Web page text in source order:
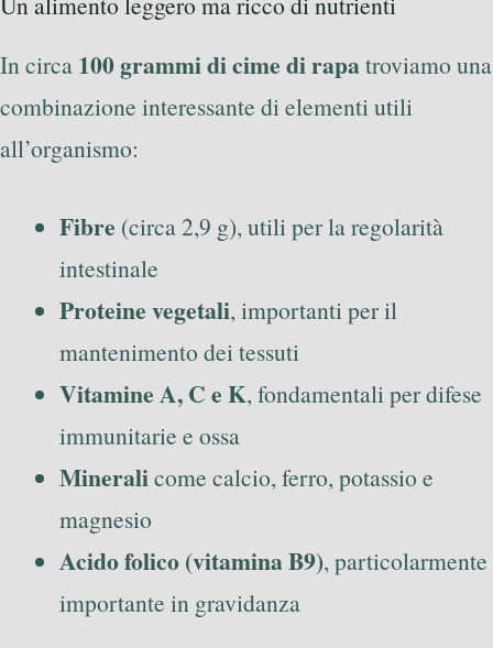
In circa 100 grammi di cime di rapatroviamo una
combinazione interessante di elementi utili
all’organismo:
Fibre (circa 2,9 g), utili per la regolarità
intestinale
Proteine vegetali, importanti per il
mantenimento dei tessuti
Vitamine A, C e K, fondamentali per difese
immunitarie e ossa
Mineralicome calcio, ferro, potassio e
magnesio
Acido folico (vitamina B9), particolarmente
importante in gravidanza